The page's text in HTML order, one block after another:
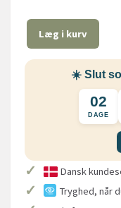
Læg i kurv
☀️ Slut
02
DAGE
✓ Dansk
✓ Tryghed, når